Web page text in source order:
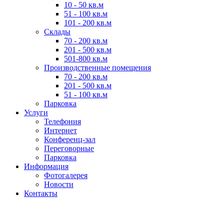
10 - 50 кв.м
51 - 100 кв.м
101 - 200 кв.м
Склады
70 - 200 кв.м
201 - 500 кв.м
501-800 кв.м
Производственные помещения
70 - 200 кв.м
201 - 500 кв.м
51 - 100 кв.м
Парковка
Услуги
Телефония
Интернет
Конференц-зал
Переговорные
Парковка
Информация
Фотогалерея
Новости
Контакты